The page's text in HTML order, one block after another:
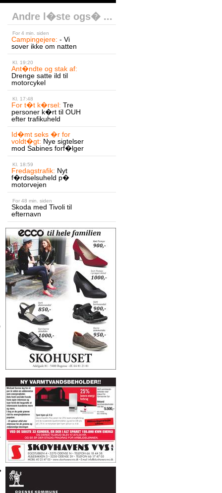
Andre l�ste ogs� ...
For 4 min. siden
Campingejere: - Vi
sover ikke om natten
Kl. 19:20
Ant�ndte og stak af:
Drenge satte ild til
motorcykel
Kl. 17:48
For t�t k�rsel: Tre
personer k�rt til OUH
efter trafikuheld
Id�mt seks �r for
voldt�gt: Nye sigtelser
mod Sabines forf�lger
Kl. 18:59
Fredagstrafik: Nyt
f�rdselsuheld p�
motorvejen
For 48 min. siden
Skoda med Tivoli til
efternavn